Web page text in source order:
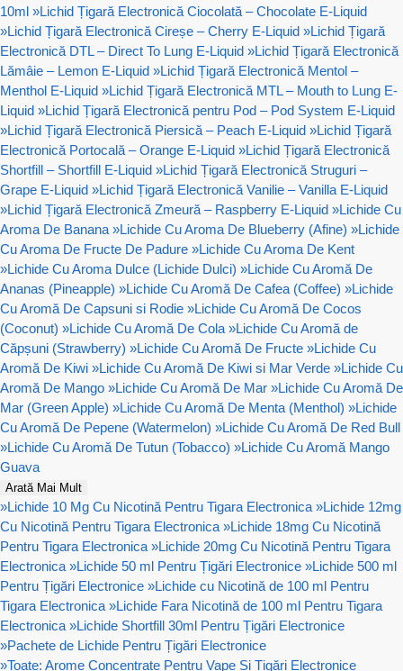
10ml »Lichid Țigară Electronică Ciocolată – Chocolate E-Liquid
»Lichid Țigară Electronică Cireșe – Cherry E-Liquid »Lichid Țigară
Electronică DTL – Direct To Lung E-Liquid »Lichid Țigară Electronică
Lămâie – Lemon E-Liquid »Lichid Țigară Electronică Mentol –
Menthol E-Liquid »Lichid Țigară Electronică MTL – Mouth to Lung E-
Liquid »Lichid Țigară Electronică pentru Pod – Pod System E-Liquid
»Lichid Țigară Electronică Piersică – Peach E-Liquid »Lichid Țigară
Electronică Portocală – Orange E-Liquid »Lichid Țigară Electronică
Shortfill – Shortfill E-Liquid »Lichid Țigară Electronică Struguri –
Grape E-Liquid »Lichid Țigară Electronică Vanilie – Vanilla E-Liquid
»Lichid Țigară Electronică Zmeură – Raspberry E-Liquid »Lichide Cu
Aroma De Banana »Lichide Cu Aroma De Blueberry (Afine) »Lichide
Cu Aroma De Fructe De Padure »Lichide Cu Aroma De Kent
»Lichide Cu Aroma Dulce (Lichide Dulci) »Lichide Cu Aromă De
Ananas (Pineapple) »Lichide Cu Aromă De Cafea (Coffee) »Lichide
Cu Aromă De Capsuni si Rodie »Lichide Cu Aromă De Cocos
(Coconut) »Lichide Cu Aromă De Cola »Lichide Cu Aromă de
Căpșuni (Strawberry) »Lichide Cu Aromă De Fructe »Lichide Cu
Aromă De Kiwi »Lichide Cu Aromă De Kiwi si Mar Verde »Lichide Cu
Aromă De Mango »Lichide Cu Aromă De Mar »Lichide Cu Aromă De
Mar (Green Apple) »Lichide Cu Aromă De Menta (Menthol) »Lichide
Cu Aromă De Pepene (Watermelon) »Lichide Cu Aromă De Red Bull
»Lichide Cu Aromă De Tutun (Tobacco) »Lichide Cu Aromă Mango
Guava
Arată Mai Mult
»Lichide 10 Mg Cu Nicotină Pentru Tigara Electronica »Lichide 12mg
Cu Nicotină Pentru Tigara Electronica »Lichide 18mg Cu Nicotină
Pentru Tigara Electronica »Lichide 20mg Cu Nicotină Pentru Tigara
Electronica »Lichide 50 ml Pentru Țigări Electronice »Lichide 500 ml
Pentru Țigări Electronice »Lichide cu Nicotină de 100 ml Pentru
Tigara Electronica »Lichide Fara Nicotină de 100 ml Pentru Tigara
Electronica »Lichide Shortfill 30ml Pentru Țigări Electronice
»Pachete de Lichide Pentru Țigări Electronice
»Toate: Arome Concentrate Pentru Vape Și Țigări Electronice